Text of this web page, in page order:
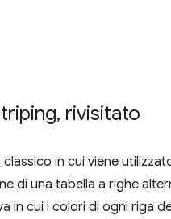
, rivisitato
classico in cui viene
di una tabella a righe
in cui i colori di ogni riga